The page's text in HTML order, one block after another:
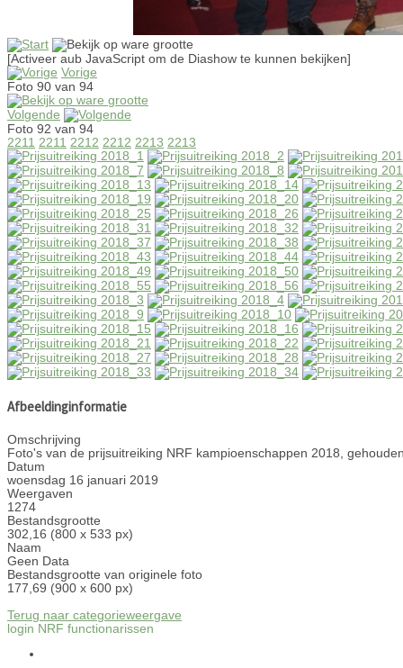
[Activeer aub JavaScript om de Diashow te kunnen bekijken]
Vorige
Foto 90 van 94
Volgende
Foto 92 van 94
2211 2211 2212 2212 2213 2213
Afbeeldinginformatie
Omschrijving
Foto's van de prijsuitreiking NRF kampioenschappen 2018,
Datum
woensdag 16 januari 2019
Weergaven
1274
Bestandsgrootte
302,16 (800 x 533 px)
Naam
Geen Data
Bestandsgrootte van originele foto
177,69 (900 x 600 px)
Terug naar categorieweergave
login NRF functionarissen